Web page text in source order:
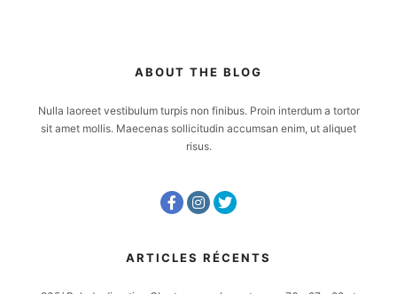
ABOUT THE BLOG
Nulla laoreet vestibulum turpis non finibus. Proin interdum a tortor
sit amet mollis. Maecenas sollicitudin accumsan enim, ut aliquet
risus.
ARTICLES RÉCENTS